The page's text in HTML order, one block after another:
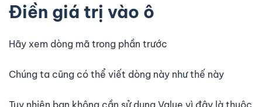
Điền giá trị vào ô
Hãy xem dòng mã trong phần trước
Chúng ta cũng có thể viết dòng này như thế này
Tuy nhiên bạn không cần sử dụng Value vì đây là thuộc